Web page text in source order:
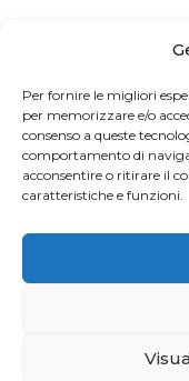
Per fornire le migliori
per memorizzare e/o
consenso a queste
comportamento di
acconsentire o ritirare il
caratteristiche e funzioni.
Aggiungi al
Privacy e Cookie